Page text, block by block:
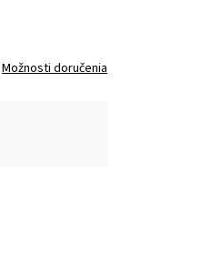
Možnosti doručenia